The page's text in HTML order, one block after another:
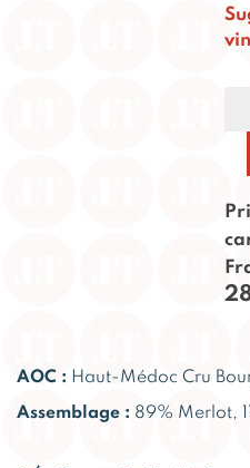
AOC : Haut-Médoc Cru
Assemblage : 89% Merlot,